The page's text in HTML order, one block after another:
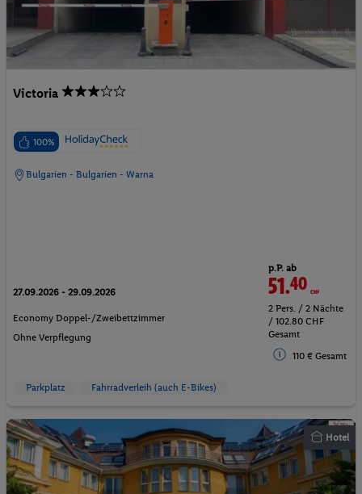
Victoria
100%
Bulgarien - Bulgarien - Warna
27.09.2026 - 29.09.2026
Economy Doppel-/Zweibettzimmer
Ohne Verpflegung
p.P. ab
51.40CHF
2 Pers. / 2 Nächte
/ 102.80 CHF
Gesamt
110 € Gesamt
Parkplatz Fahrradverleih (auch E-Bikes)
Hotel